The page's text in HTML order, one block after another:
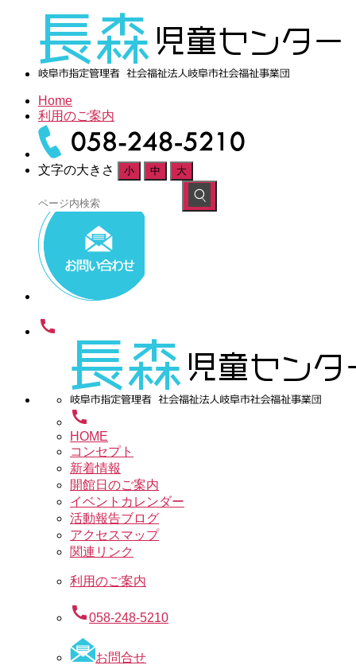
Home
利用のご案内
文字の大きさ 小 中 大
索
対
象:
call
call
HOME
コンセプト
新着情報
開館日のご案内
イベントカレンダー
活動報告ブログ
アクセスマップ
関連リンク
利用のご案内
call058-248-5210
お問合せ